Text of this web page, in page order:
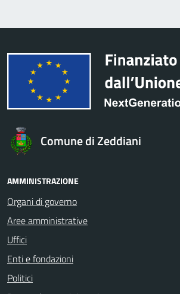
Comune di Zeddiani
AMMINISTRAZIONE
Organi di governo
Aree amministrative
Uffici
Enti e fondazioni
Politici